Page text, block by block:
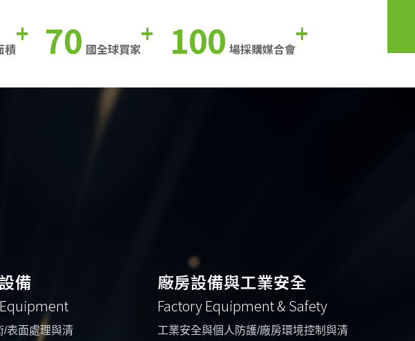
積+ 70 國全球買家+ 100 場採購媒合會+
備
/表面處理與清
廠房設備與工業安全
Factory Equipment & Safety
工業安全與個人防護/廠房環境控制與清